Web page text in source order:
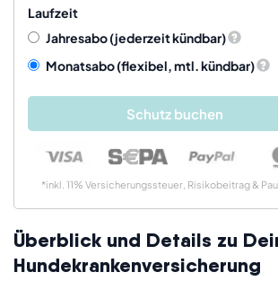
Laufzeit
Jahresabo(jederzeit kündbar)
Monatsabo(flexibel, mtl. kündbar)
Schutz buchen
*inkl. 11% Versicherungssteuer, Risikobeitrag &
Überblick und Details zu
Hundekrankenversicherung